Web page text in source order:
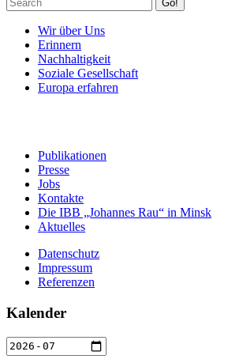
Go!
Wir über Uns
Erinnern
Nachhaltigkeit
Soziale Gesellschaft
Europa erfahren
Publikationen
Presse
Jobs
Kontakte
Die IBB „Johannes Rau“ in Minsk
Aktuelles
Datenschutz
Impressum
Referenzen
Kalender